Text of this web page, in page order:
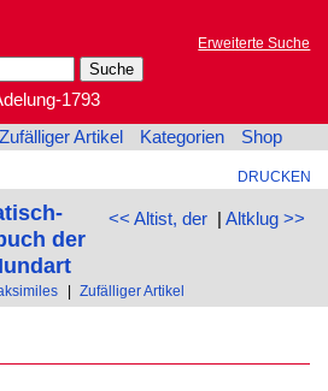
Erweiterte Suche
1793
Zufälliger Artikel Kategorien Shop
DRUCKEN
<< Altist, der| Altklug >>
der
Zufälliger Artikel